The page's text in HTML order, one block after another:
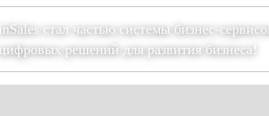
inSales стал частью системы бизнес-
цифровых решений для развития бизнеса!